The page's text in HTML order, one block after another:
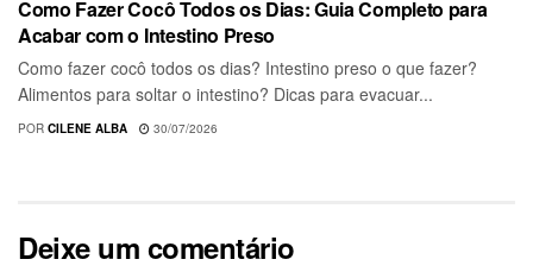
Como Fazer Cocô Todos os Dias: Guia Completo para
Acabar com o Intestino Preso
Como fazer cocô todos os dias? Intestino preso o que fazer?
Alimentos para soltar o intestino? Dicas para evacuar...
POR CILENE ALBA 30/07/2026
Deixe um comentário